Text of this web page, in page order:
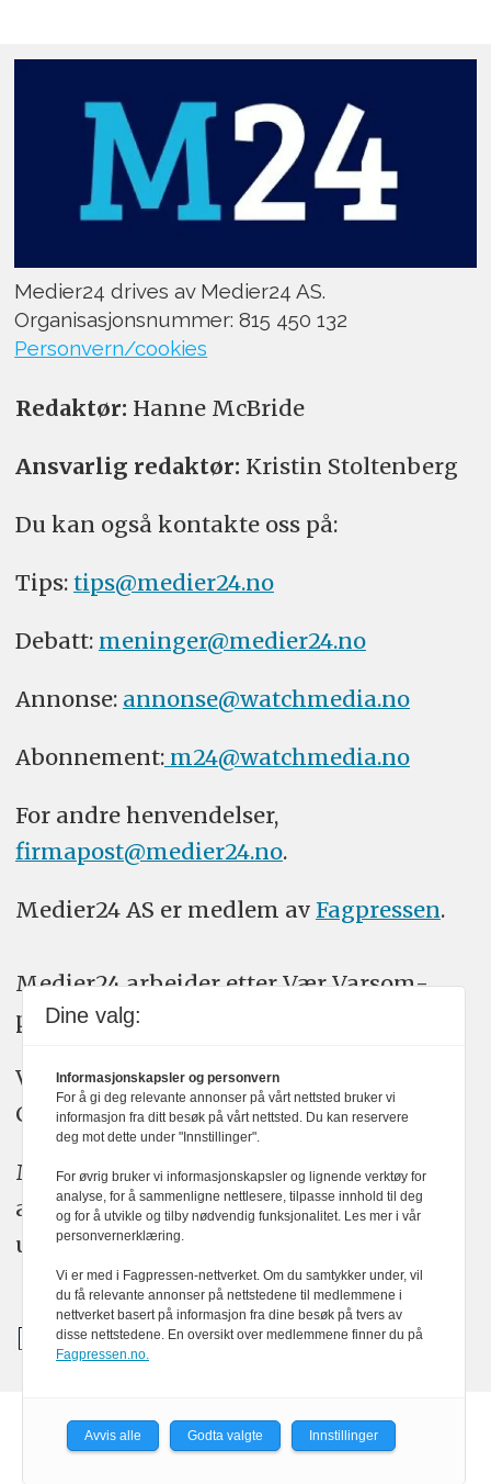
Medier24 drives av Medier24 AS.
Organisasjonsnummer: 815 450 132
Personvern/cookies
Redaktør: Hanne McBride
Ansvarlig redaktør: Kristin Stoltenberg
Du kan også kontakte oss på:
Tips: tips@medier24.no
Debatt: meninger@medier24.no
Annonse: annonse@watchmedia.no
Abonnement:m24@watchmedia.no
For andre henvendelser,
firmapost@medier24.no.
Medier24 AS er medlem av Fagpressen.
Medier24 arbeider etter Vær Varsom-
plakatens regler for god presseskikk.
Vi bruker KI-verktøy som ChatGPT,
Claude, og Gemini i journalistikken vår.
Medier24s redaksjon har alltid det fulle
ansvar for publisert innhold, med eller
uten bruk av kunstig intelligens.
Powered by Labrador CMS
Dine valg:
Informasjonskapsler og personvern
For å gi deg relevante annonser på vårt nettsted bruker vi
informasjon fra ditt besøk på vårt nettsted. Du kan reservere
deg mot dette under "Innstillinger".
For øvrig bruker vi informasjonskapsler og lignende verktøy for
analyse, for å sammenligne nettlesere, tilpasse innhold til deg
og for å utvikle og tilby nødvendig funksjonalitet. Les mer i vår
personvernerklæring.
Vi er med i Fagpressen-nettverket. Om du samtykker under, vil
du få relevante annonser på nettstedene til medlemmene i
nettverket basert på informasjon fra dine besøk på tvers av
disse nettstedene. En oversikt over medlemmene finner du på
Fagpressen.no.
Avvis alle Godta valgte Innstillinger